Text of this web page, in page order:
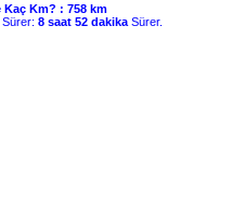
Kaç Km? :758 km
Sürer:8 saat 52 dakika Sürer.